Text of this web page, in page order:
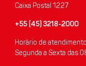
Caixa Postal 1227
+55 (45) 3218-2000
Horário de
Segunda a Sexta das